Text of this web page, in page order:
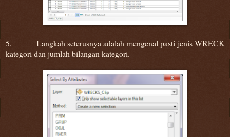
5. Langkah seterusnya adalah mengenal pasti jenis WRECK
kategori dan jumlah bilangan kategori.